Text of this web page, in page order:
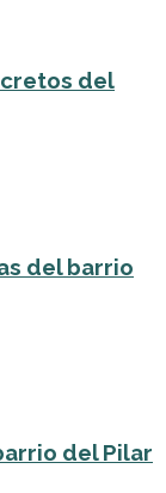
del
del barrio
del Pilar